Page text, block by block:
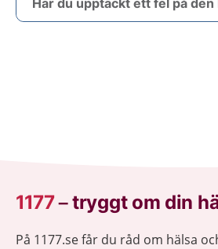
Har du upptäckt ett fel på den
1177–tryggt om din
På 1177.se får du råd om hälsa